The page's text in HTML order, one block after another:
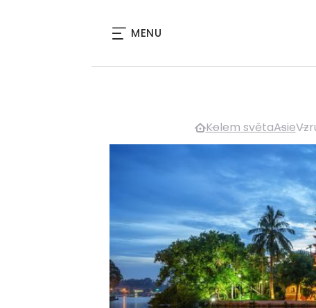
MENU
Kolem světaAsie